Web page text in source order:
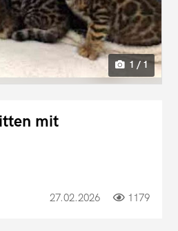
1 / 1
mit
27.02.2026 1179